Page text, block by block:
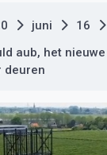
juni
16
aub, het
deuren